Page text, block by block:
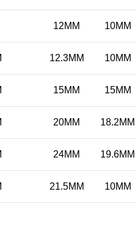
12MM 10MM
12.3MM 10MM
15MM 15MM
20MM 18.2MM
24MM 19.6MM
21.5MM 10MM